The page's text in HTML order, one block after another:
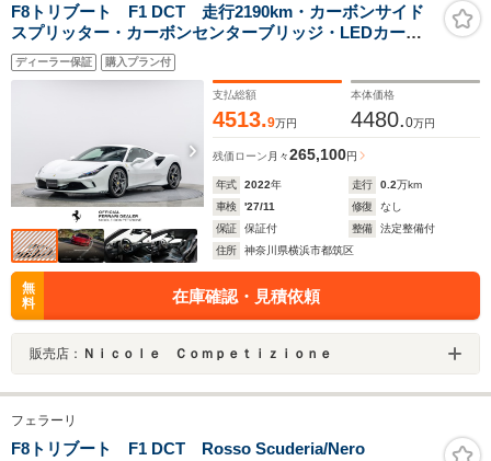
F8トリブート F1 DCT 走行2190km・カーボンサイド
スプリッター・カーボンセンターブリッジ・LEDカーボ
ンステアリング・カーボンダッシュボードアクセント・
カーボンレーシングシート・サスペンションリフター・
ディーラー保証 購入プラン付
支払総額
4513.9万円
本体価格
4480.0万円
残価ローン 月々265,100円
年式 2022年 走行 0.2万km
車検
'27/11 修復
なし
保証
保証付 整備
法定整備付
住所
神奈川県横浜市都筑区
無
料
在庫確認・見積依頼
販売店： Ｎｉｃｏｌｅ Ｃｏｍｐｅｔｉｚｉｏｎｅ
フェラーリ
F8トリブート F1 DCT Rosso Scuderia/Nero